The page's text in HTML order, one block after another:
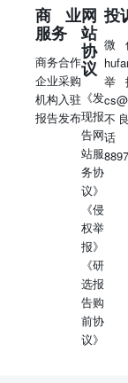
噪技术，发动机噪音
航班还搭配哈尔滨-
行李提取等便利，提
售价值7.5亿美元的
亿美元（6.5亿欧元
发射器和射程为25
PULS系统首次向希
、精确制导弹药和
交易在过去两年半的
，部分原因是中东地
准后启动，是一项政
供担保。以色列国防
的国防合作”。
尔比特系统公司还将
希腊项目的总承包商
特系统公司将与希腊
术共享。” 【韩国借
场近两年出现明显变
密集现身多国采购清
商业
服务
商务合作
企业采购
机构入驻
报告发布
网
站
协
议
《发
现报
告网
站服
务协
议》
《侵
权举
报》
《研
选报
告购
前协
议》
投
微
举
不